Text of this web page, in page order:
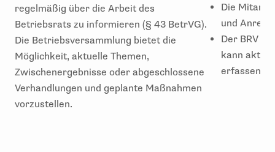
regelmäßig über die Arbeit des
Betriebsrats zu informieren (§ 43 BetrVG).
Die Betriebsversammlung bietet die
Möglichkeit, aktuelle Themen,
Zwischenergebnisse oder abgeschlossene
Verhandlungen und geplante Maßnahmen
vorzustellen.
Die
und
Der BRV
kann
erfassen.